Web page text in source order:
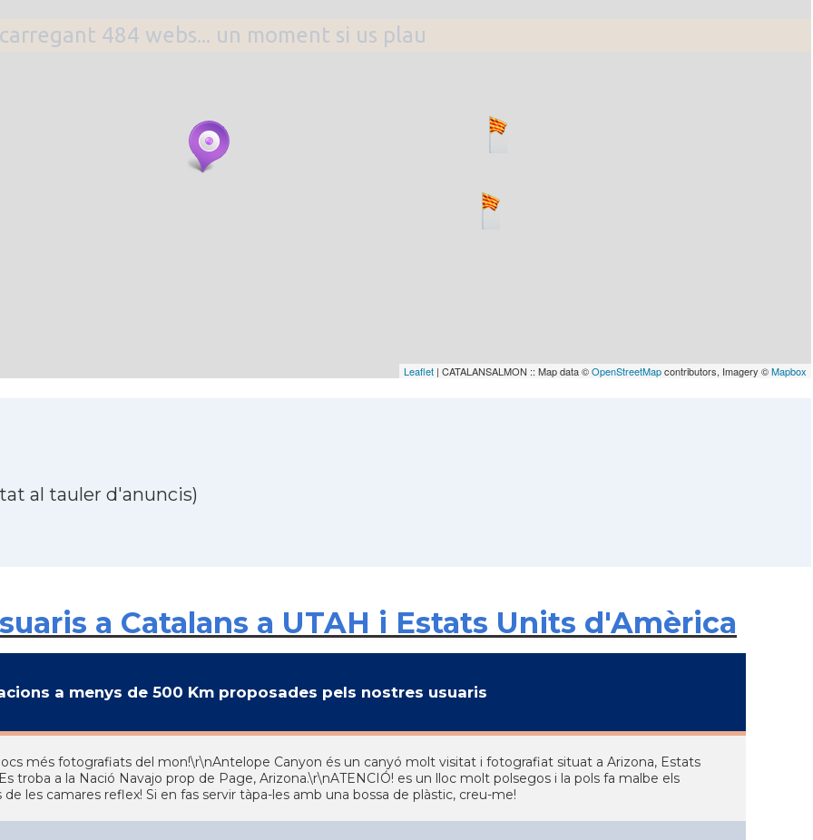
484 webs... un moment si us plau
Leaflet | CATALANSALMON :: Map data ©OpenStreetMapcontributors, Imagery ©Mapbox
al tauler d'anuncis)
a Catalans a UTAH i Estats Units d'Amèrica
a menys de 500 Km proposades pels nostres usuaris
més fotografiats del mon!\r\nAntelope Canyon és un canyó molt visitat i fotografiat situat a Arizona, Estats
troba a la Nació Navajo prop de Page, Arizona.\r\nATENCIÓ! es un lloc molt polsegos i la pols fa malbe els
les camares reflex! Si en fas servir tàpa-les amb una bossa de plàstic, creu-me!